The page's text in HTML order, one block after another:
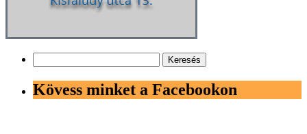
Kövess minket a Facebookon